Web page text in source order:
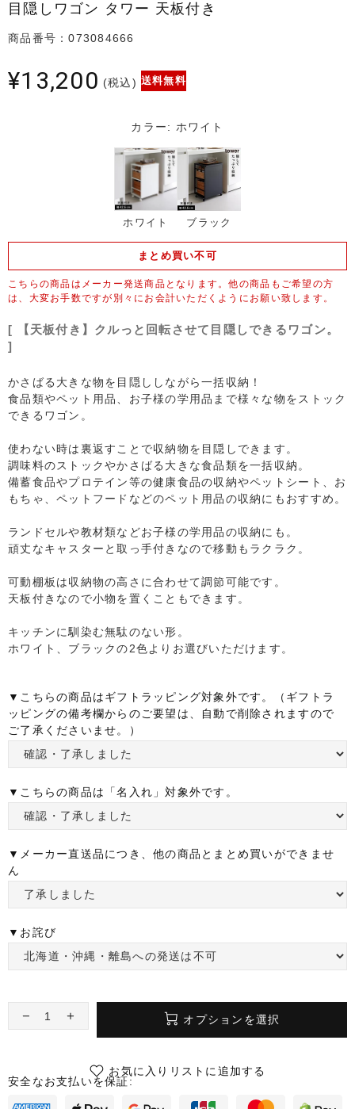
目隠しワゴン タワー 天板付き
商品番号：073084666
¥13,200 (税込) 送料無料
カラー: ホワイト
ホワイト ブラック
まとめ買い​不可
こちらの商品はメーカー発送商品となります。他の商品もご希望の方
は、大変お手数ですが別々にお会計いただくようにお願い致します。
[ 【天板付き】クルっと​回転させて​目隠しできる​ワゴン。​
]
かさばる大きな物を目隠ししながら一括収納！
食品類やペット用品、お子様の学用品まで様々な物をストック
できるワゴン。
使わない時は裏返すことで収納物を目隠しできます。
調味料のストックやかさばる大きな食品類を一括収納。
備蓄食品やプロテイン等の健康食品の収納やペットシート、お
もちゃ、ペットフードなどのペット用品の収納にもおすすめ。
ランドセルや教材類などお子様の学用品の収納にも。
頑丈なキャスターと取っ手付きなので移動もラクラク。
可動棚板は収納物の高さに合わせて調節可能です。
天板付きなので小物を置くこともできます。
キッチンに馴染む無駄のない形。
ホワイト、ブラックの2色よりお選びいただけます。
▼こちらの商品はギフトラッピング対象外です。（ギフトラ
ッピングの備考欄からのご要望は、自動で削除されますので
ご了承くださいませ。）
▼こちらの商品は「名入れ」対象外です。
▼メーカー直送品につき、他の商品とまとめ買いができませ
ん
▼お詫び
オプションを選択
お気に入りリストに追加する
安全なお支払いを保証: